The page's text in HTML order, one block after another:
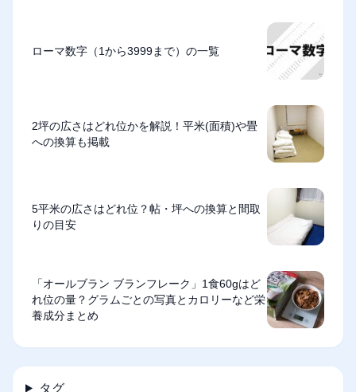
ローマ数字（1から3999まで）の一覧
2坪の広さはどれ位かを解説！平米(面積)や畳
への換算も掲載
5平米の広さはどれ位？帖・坪への換算と間取
りの目安
「オールブラン ブランフレーク」1食60gはど
れ位の量？グラムごとの写真とカロリーなど栄
養成分まとめ
タグ